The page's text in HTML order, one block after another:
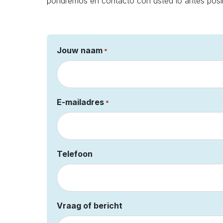
Jouw naam *
E-mailadres *
Telefoon
Vraag of bericht